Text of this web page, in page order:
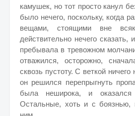
камушек, но тот просто канул
было нечего, поскольку, когда
вещами, стоящими вне
действительно нечего
пребывала в тревожном
отважился, осторожно,
сквозь пустоту. С веткой ничего
он решился перепрыгнуть
была неширока, и
Остальные, хоть и с боязнью,